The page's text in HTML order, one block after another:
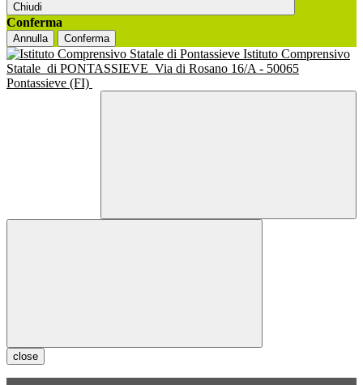
Chiudi
Conferma
Annulla Conferma
Istituto Comprensivo
Statale di PONTASSIEVE Via di Rosano 16/A - 50065
Pontassieve (FI)
close